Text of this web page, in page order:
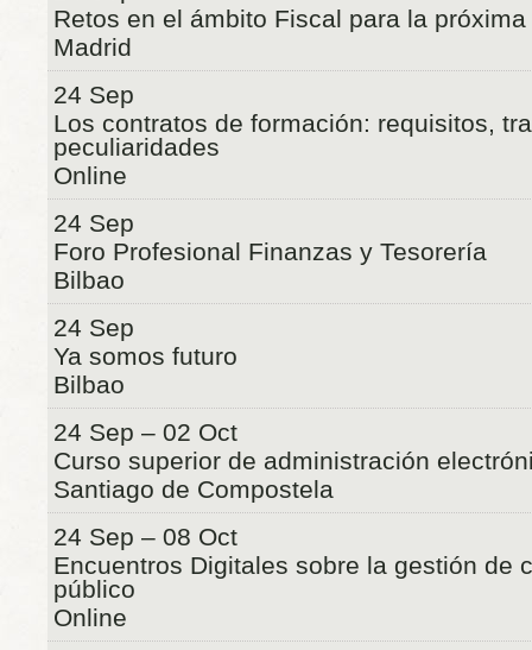
Retos en el ámbito Fiscal para la
Madrid
24 Sep
Los contratos de formación: requisitos,
peculiaridades
Online
24 Sep
Foro Profesional Finanzas y Tesorería
Bilbao
24 Sep
Ya somos futuro
Bilbao
24 Sep – 02 Oct
Curso superior de administración
Santiago de Compostela
24 Sep – 08 Oct
Encuentros Digitales sobre la gestión de
público
Online